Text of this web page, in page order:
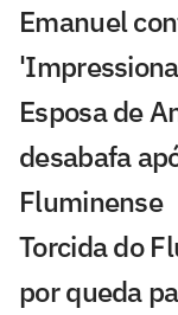
Emanuel
Esposa de
desabafa
Fluminense
Torcida do
por queda